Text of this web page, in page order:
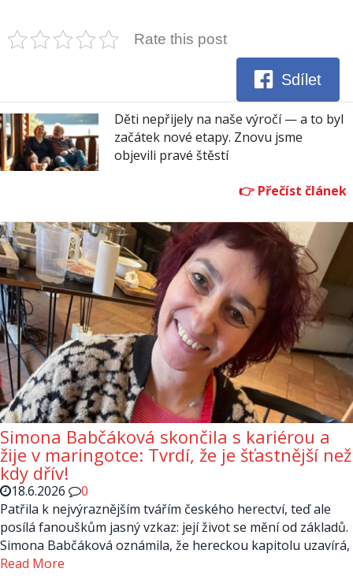
Rate this post
Sdílet
Děti nepřijely na naše výročí — a to byl
začátek nové etapy. Znovu jsme
objevili pravé štěstí
Simona Babčáková skončila s kariérou a
žije v maringotce: Tvrdí, že je šťastnější než
kdy dřív!
18.6.2026
0
Patřila k nejvýraznějším tvářím českého herectví, teď ale
posílá fanouškům jasný vzkaz: její život se mění od základů.
Simona Babčáková oznámila, že hereckou kapitolu uzavírá,
Read More